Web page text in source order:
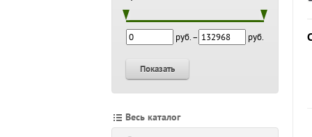
руб. – руб.
Показать
Весь каталог